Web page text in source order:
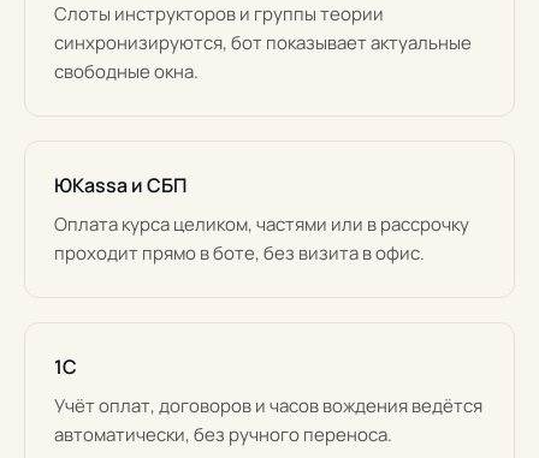
Слоты инструкторов и группы теории
синхронизируются, бот показывает актуальные
свободные окна.
ЮKassa и СБП
Оплата курса целиком, частями или в рассрочку
проходит прямо в боте, без визита в офис.
1С
Учёт оплат, договоров и часов вождения ведётся
автоматически, без ручного переноса.